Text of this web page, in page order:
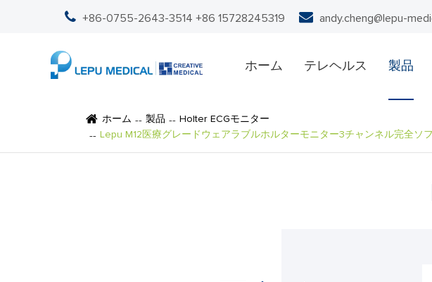
+86-0755-2643-3514 +86 15728245319 andy.cheng@lepu-
ホーム テレヘルス 製品
ホーム 製品
Holter ECGモニター
Lepu M12医療グレードウェアラブルホルターモニター3チャンネル完全ソ